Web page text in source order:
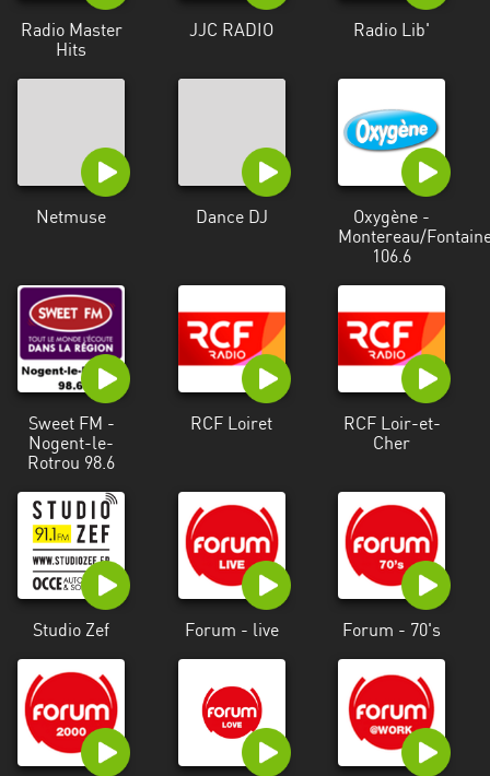
Radio Master
Hits
JJC RADIO Radio Lib'
Netmuse Dance DJ
Oxygène -
Montereau/
106.6
Sweet FM -
Nogent-le-
Rotrou 98.6
RCF Loiret
RCF Loir-et-
Cher
Studio Zef Forum - live Forum - 70's